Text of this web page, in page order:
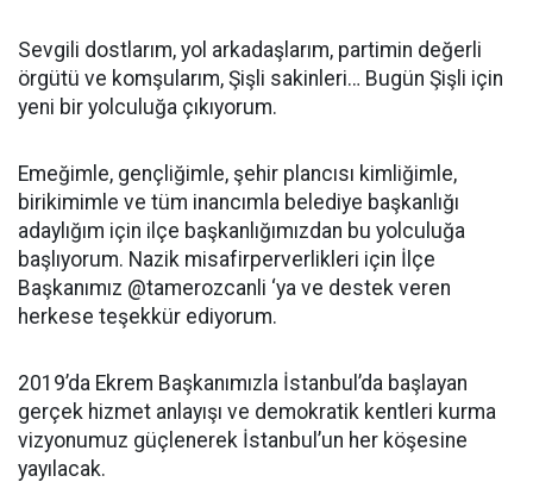
Sevgili dostlarım, yol arkadaşlarım, partimin değerli
örgütü ve komşularım, Şişli sakinleri… Bugün Şişli için
yeni bir yolculuğa çıkıyorum.
Emeğimle, gençliğimle, şehir plancısı kimliğimle,
birikimimle ve tüm inancımla belediye başkanlığı
adaylığım için ilçe başkanlığımızdan bu yolculuğa
başlıyorum. Nazik misafirperverlikleri için İlçe
Başkanımız @tamerozcanli ‘ya ve destek veren
herkese teşekkür ediyorum.
2019’da Ekrem Başkanımızla İstanbul’da başlayan
gerçek hizmet anlayışı ve demokratik kentleri kurma
vizyonumuz güçlenerek İstanbul’un her köşesine
yayılacak.